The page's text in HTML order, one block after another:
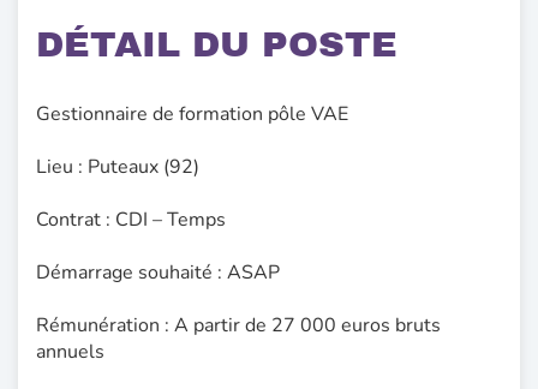
DÉTAIL DU POSTE
Gestionnaire de formation pôle VAE
Lieu : Puteaux (92)
Contrat : CDI – Temps
Démarrage souhaité : ASAP
Rémunération : A partir de 27 000 euros bruts
annuels